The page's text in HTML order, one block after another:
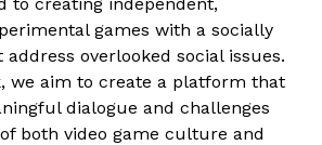
games with a socially
overlooked social issues.
we aim to create a platform that
dialogue and challenges
both video game culture and